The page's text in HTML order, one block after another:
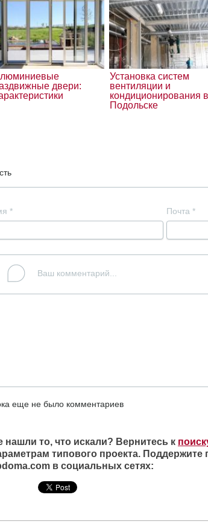
двери:
Установка систем
вентиляции и
кондиционирования в
Подольске
* Почта *
еще не было комментариев
нашли то, что искали? Вернитесь к
типового проекта. Поддержите
в социальных сетях: